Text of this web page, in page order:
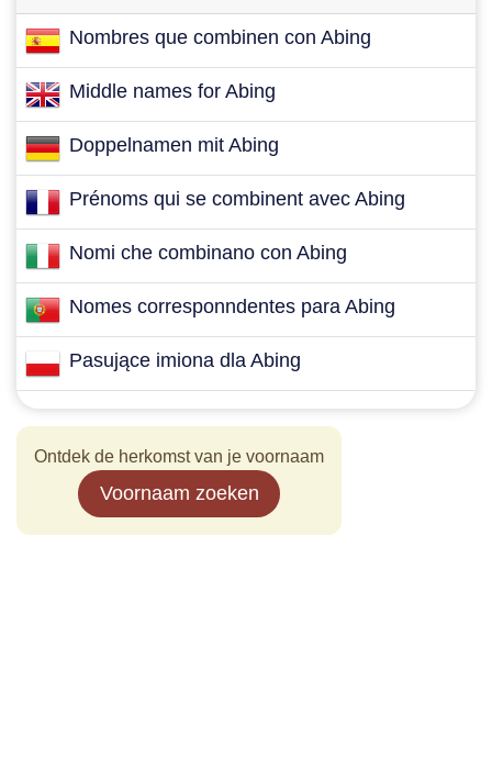
Nombres que combinen con Abing
Middle names for Abing
Doppelnamen mit Abing
Prénoms qui se combinent avec Abing
Nomi che combinano con Abing
Nomes corresponndentes para Abing
Pasujące imiona dla Abing
Ontdek de herkomst van je voornaam
Voornaam zoeken